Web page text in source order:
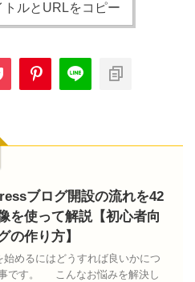
トルとURLをコピー
ブログ開設の流れを42
を使って解説【初心者向
の作り方】
始めるにはどうすれば良いかにつ
です。 こんなお悩みを解決し